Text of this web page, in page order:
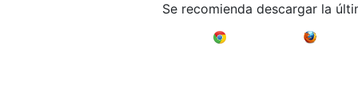
Se recomienda descargar la